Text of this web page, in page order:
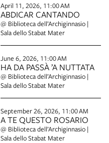
April 11, 2026, 11:00 AM
ABDICAR CANTANDO
@ Biblioteca dell’Archiginnasio |
Sala dello Stabat Mater
June 6, 2026, 11:00 AM
HA DA PASSÀ ’A NUTTATA
@ Biblioteca dell’Archiginnasio |
Sala dello Stabat Mater
September 26, 2026, 11:00 AM
A TE QUESTO ROSARIO
@ Biblioteca dell’Archiginnasio |
Sala dello Stabat Mater